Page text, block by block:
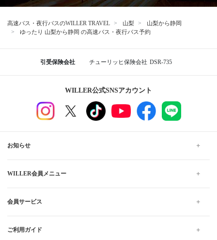
高速バス・夜行バスのWILLER TRAVEL 山梨
山梨から静岡
ゆったり 山梨から静岡 の高速バス・夜行バス予約
引受保険会社 チューリッヒ保険会社 DSR-735
WILLER公式SNSアカウント
お知らせ
WILLER会員メニュー
会員サービス
ご利用ガイド